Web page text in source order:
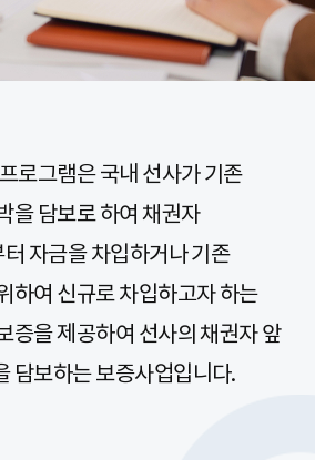
로그램은 국내 선사가 기존
을 담보로 하여 채권자
자금을 차입하거나 기존
하여 신규로 차입하고자 하는
증을 제공하여 선사의 채권자 앞
담보하는 보증사업입니다.